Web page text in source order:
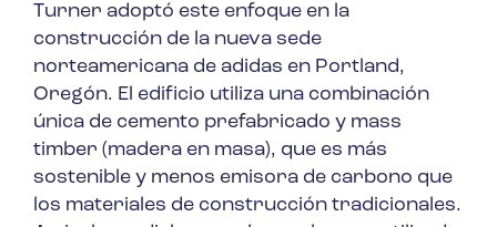
Turner adoptó este enfoque en la
construcción de la nueva sede
norteamericana de adidas en Portland,
Oregón. El edificio utiliza una combinación
única de cemento prefabricado y mass
timber (madera en masa), que es más
sostenible y menos emisora de carbono que
los materiales de construcción tradicionales.